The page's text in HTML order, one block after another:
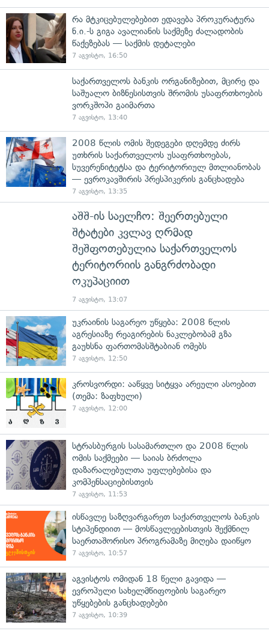
რა მტკიცებულებებით ედავება პროკურატურა
ნ.ი.-ს გიგა ავალიანის საქმეზე ძალადობის
წაქეზებას — საქმის დეტალები
7 აგვისტო, 16:50
საქართველოს ბანკის ორგანიზებით, მცირე და
საშუალო ბიზნესისთვის შრომის უსაფრთხოების
ვორკშოპი გაიმართა
7 აგვისტო, 13:40
2008 წლის ომის შედეგები დღემდე ძირს
უთხრის საქართველოს უსაფრთხოებას,
სუვერენიტეტსა და ტერიტორიულ მთლიანობას
— ევროკავშირის პრესპიკერის განცხადება
7 აგვისტო, 13:35
აშშ-ის საელჩო: შეერთებული
შტატები კვლავ ღრმად
შეშფოთებულია საქართველოს
ტერიტორიის განგრძობადი
ოკუპაციით
7 აგვისტო, 13:07
უკრაინის საგარეო უწყება: 2008 წლის
აგრესიაზე რეაგირების ნაკლებობამ გზა
გაუხსნა ფართომასშტაბიან ომებს
7 აგვისტო, 12:50
კროსვორდი: ააწყვე სიტყვა არეული ასოებით
(თემა: ზაფხული)
7 აგვისტო, 12:00
სტრასბურგის სასამართლო და 2008 წლის
ომის საქმეები — საიას ბრძოლა
დაზარალებულთა უფლებებისა და
კომპენსაციებისთვის
7 აგვისტო, 11:53
ისწავლე საზღვარგარეთ საქართველოს ბანკის
სტიპენდიით — მოსწავლეებისთვის შექმნილ
საერთაშორისო პროგრამაზე მიღება დაიწყო
7 აგვისტო, 10:57
აგვისტოს ომიდან 18 წელი გავიდა —
ევროპული სახელმწიფოების საგარეო
უწყებების განცხადებები
7 აგვისტო, 10:39